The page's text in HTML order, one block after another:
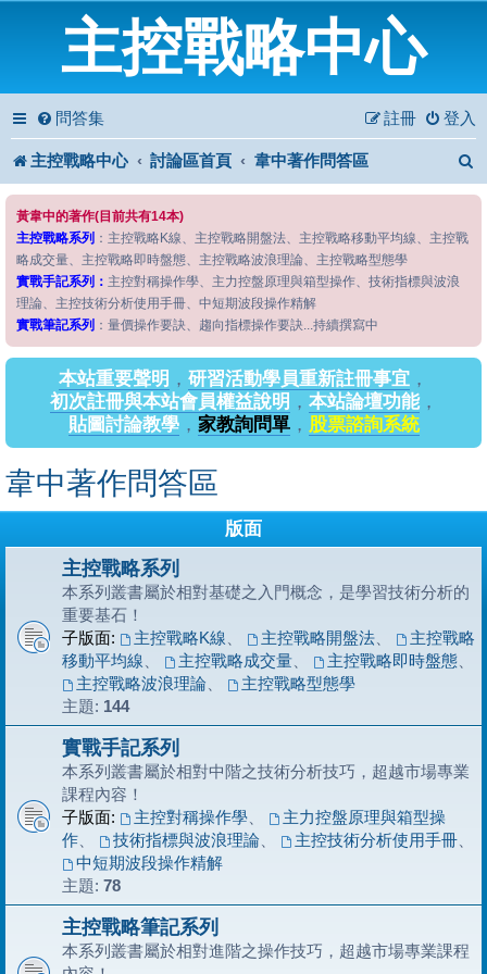
主控戰略中心
問答集 登入
註冊
主控戰略中心 討論區首頁 韋中著作問答區
黃韋中的著作(目前共有14本)
主控戰略系列 ：主控戰略K線、主控戰略開盤法、主控戰略移動平均線、主控戰
略成交量、主控戰略即時盤態、主控戰略波浪理論、主控戰略型態學
實戰手記系列： 主控對稱操作學、主力控盤原理與箱型操作、技術指標與波浪
理論、主控技術分析使用手冊、中短期波段操作精解
實戰筆記系列 ：量價操作要訣、趨向指標操作要訣...持續撰寫中
本站重要聲明 ， 研習活動學員重新註冊事宜 ，
初次註冊與本站會員權益說明 ， 本站論壇功能，
貼圖討論教學， 家教詢問單， 股票諮詢系統
韋中著作問答區
版面
主控戰略系列
本系列叢書屬於相對基礎之入門概念，是學習技術分析的
重要基石！
子版面:
主控戰略K線 主控戰略開盤法、
主控戰略
移動平均線
主控戰略成交量、 主控戰略即時盤態、
主控戰略波浪理論、
主控戰略型態學
主題: 144
實戰手記系列
本系列叢書屬於相對中階之技術分析技巧，超越市場專業
課程內容！
子版面:
主控對稱操作學、
主力控盤原理與箱型操
作
技術指標與波浪理論、 主控技術分析使用手冊、
中短期波段操作精解
主題: 78
主控戰略筆記系列
本系列叢書屬於相對進階之操作技巧，超越市場專業課程